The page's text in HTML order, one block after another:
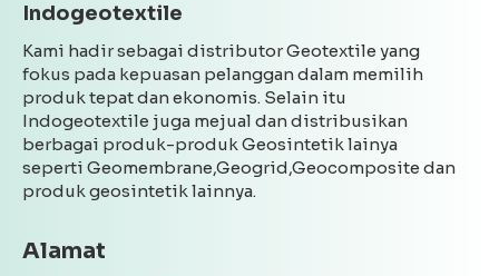
Indogeotextile
Kami hadir sebagai distributor Geotextile yang
fokus pada kepuasan pelanggan dalam memilih
produk tepat dan ekonomis. Selain itu
Indogeotextile juga mejual dan distribusikan
berbagai produk-produk Geosintetik lainya
seperti Geomembrane,Geogrid,Geocomposite dan
produk geosintetik lainnya.
Alamat